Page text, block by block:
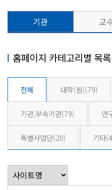
기관 교
홈페이지 카테고리별 목록
전체 대학(원)(79)
기관,부속기관(79) 연
특별사업단(20) 기타